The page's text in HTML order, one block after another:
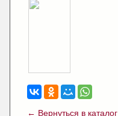
← Вернуться в каталог